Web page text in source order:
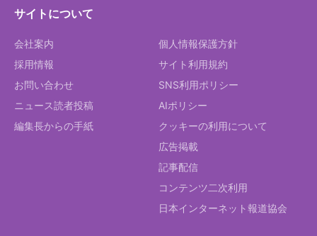
サイトについて
会社案内
採用情報
お問い合わせ
ニュース読者投稿
編集長からの手紙
個人情報保護方針
サイト利用規約
SNS利用ポリシー
AIポリシー
クッキーの利用について
広告掲載
記事配信
コンテンツ二次利用
日本インターネット報道協会